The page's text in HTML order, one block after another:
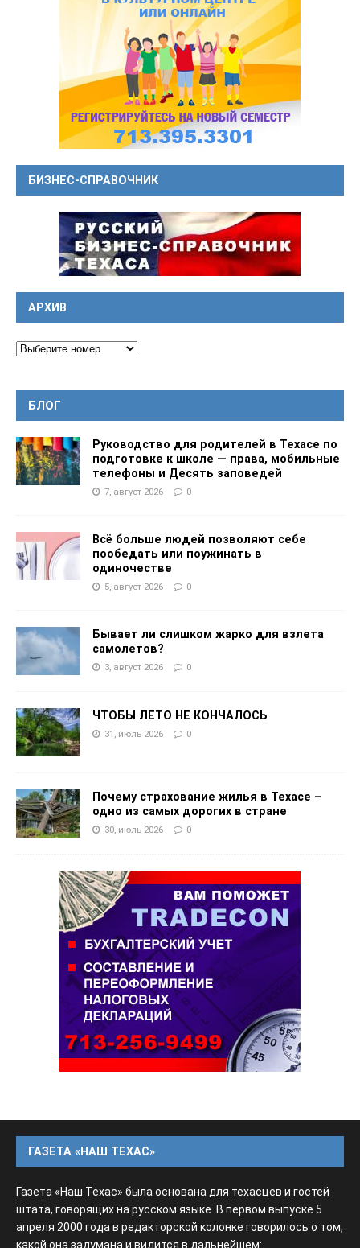
БИЗНЕС-СПРАВОЧНИК
АРХИВ
БЛОГ
Руководство для родителей в Техасе по
подготовке к школе — права, мобильные
телефоны и Десять заповедей
7, август 2026 0
Всё больше людей позволяют себе
пообедать или поужинать в
одиночестве
5, август 2026 0
Бывает ли слишком жарко для взлета
самолетов?
3, август 2026 0
ЧТОБЫ ЛЕТО НЕ КОНЧАЛОСЬ
31, июль 2026 0
Почему страхование жилья в Техасе –
одно из самых дорогих в стране
30, июль 2026 0
ГАЗЕТА «НАШ ТЕХАС»
Газета «Наш Техас» была основана для техасцев и гостей
штата, говорящих на русском языке. В первом выпуске 5
апреля 2000 года в редакторской колонке говорилось о том,
какой она задумана и видится в дальнейшем: